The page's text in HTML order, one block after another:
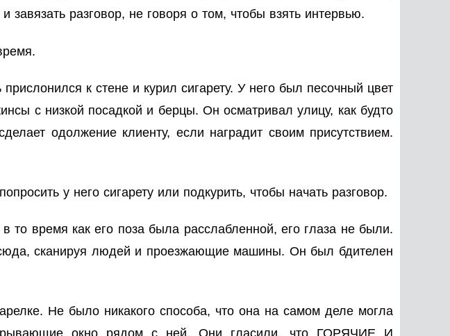
завязать разговор, не говоря о том, чтобы взять интервью.
к стене и курил сигарету. У него был песочный цвет
с низкой посадкой и берцы. Он осматривал улицу, как будто
одолжение клиенту, если наградит своим присутствием.
у него сигарету или подкурить, чтобы начать разговор.
то время как его поза была расслабленной, его глаза не были.
сюда, сканируя людей и проезжающие машины. Он был бдителен
Не было никакого способа, что она на самом деле могла
окно рядом с ней. Они гласили, что ГОРЯЧИЕ И